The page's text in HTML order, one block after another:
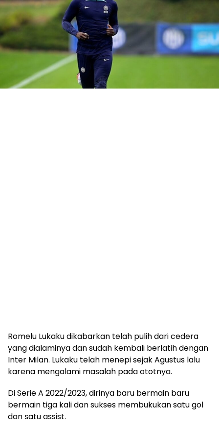
Romelu Lukaku dikabarkan telah pulih dari cedera
yang dialaminya dan sudah kembali berlatih dengan
Inter Milan. Lukaku telah menepi sejak Agustus lalu
karena mengalami masalah pada ototnya.
Di Serie A 2022/2023, dirinya baru bermain baru
bermain tiga kali dan sukses membukukan satu gol
dan satu assist.